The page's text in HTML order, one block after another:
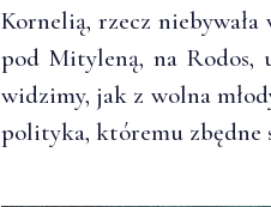
Kornelią, rzecz
pod Mityleną, na Rodos,
widzimy, jak z wolna
polityka, któremu zbędne